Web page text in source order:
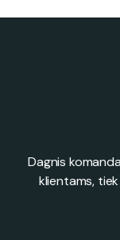
Dagnis
klientams,